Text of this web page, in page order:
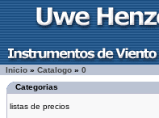
Inicio » Catalogo » 0
Categorias
listas de precios